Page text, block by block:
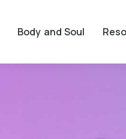
Body and Soul